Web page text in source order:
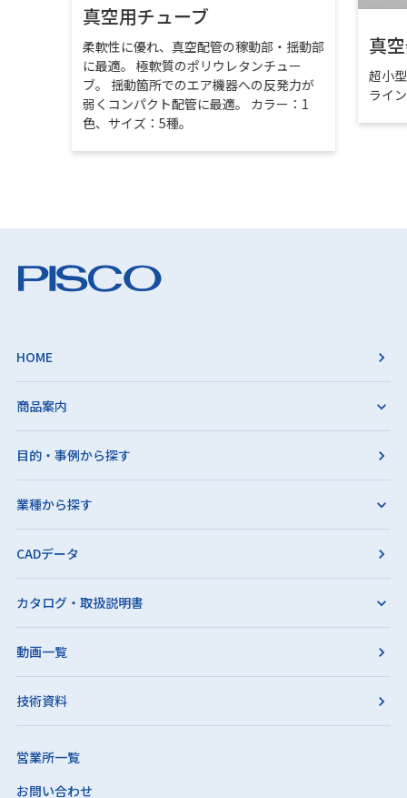
真空用チューブ
柔軟性に優れ、真空配管の稼動部・揺動部
に最適。 極軟質のポリウレタンチュー
ブ。 揺動箇所でのエア機器への反発力が
弱くコンパクト配管に最適。 カラー：1
色、サイズ：5種。
真
超小
ライ
HOME
商品案内
目的・事例から探す
業種から探す
CADデータ
カタログ・取扱説明書
動画一覧
技術資料
営業所一覧
お問い合わせ